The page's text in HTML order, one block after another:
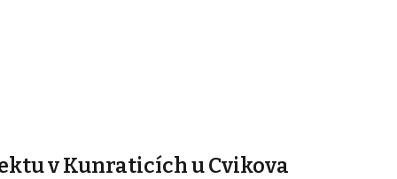
v Kunraticích u Cvikova